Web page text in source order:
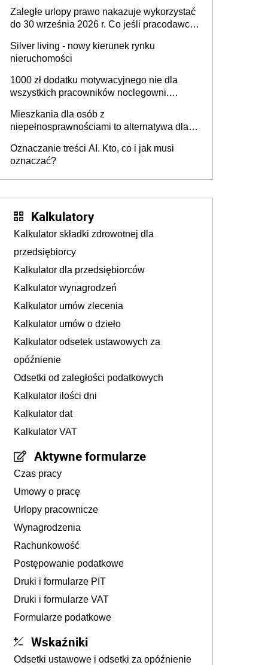
Zaległe urlopy prawo nakazuje wykorzystać
do 30 września 2026 r. Co jeśli pracodawca
Silver living - nowy kierunek rynku
nieruchomości
1000 zł dodatku motywacyjnego nie dla
wszystkich pracowników noclegowni.
Mieszkania dla osób z
niepełnosprawnościami to alternatywa dla
samodzielnie lub z rodziną
Oznaczanie treści AI. Kto, co i jak musi
oznaczać?
Kalkulatory
Kalkulator składki zdrowotnej dla
przedsiębiorcy
Kalkulator dla przedsiębiorców
Kalkulator wynagrodzeń
Kalkulator umów zlecenia
Kalkulator umów o dzieło
Kalkulator odsetek ustawowych za
opóźnienie
Odsetki od zaległości podatkowych
Kalkulator ilości dni
Kalkulator dat
Kalkulator VAT
Aktywne formularze
Czas pracy
Umowy o pracę
Urlopy pracownicze
Wynagrodzenia
Rachunkowość
Postępowanie podatkowe
Druki i formularze PIT
Druki i formularze VAT
Formularze podatkowe
Wskaźniki
Odsetki ustawowe i odsetki za opóźnienie